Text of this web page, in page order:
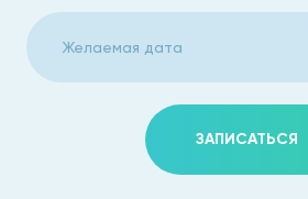
Астму.
Саркоидоз.
Бронхоэктатическуюя болезнь.
Сосудистые патологии.ЗАПИСАТЬСЯ